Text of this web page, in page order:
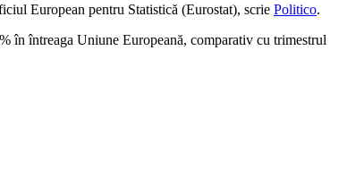
European pentru Statistică (Eurostat), scrie Politico.
în întreaga Uniune Europeană, comparativ cu trimestrul